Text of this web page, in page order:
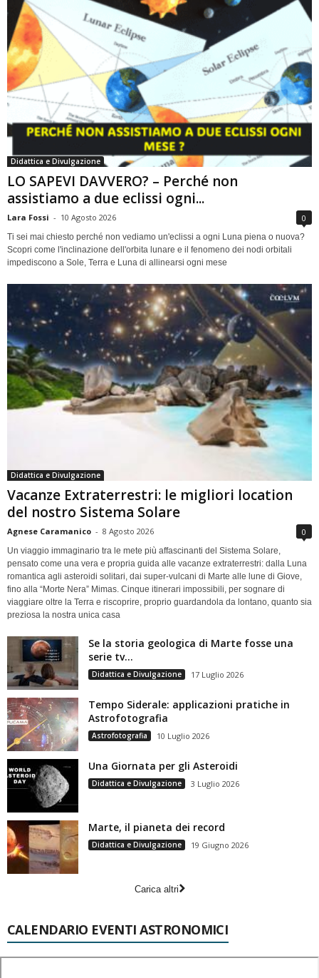
Didattica e Divulgazione
LO SAPEVI DAVVERO? – Perché non
assistiamo a due eclissi ogni...
Lara Fossi - 10 Agosto 2026 0
Ti sei mai chiesto perché non vediamo un'eclissi a ogni Luna piena o nuova?
Scopri come l'inclinazione dell'orbita lunare e il fenomeno dei nodi orbitali
impediscono a Sole, Terra e Luna di allinearsi ogni mese
Didattica e Divulgazione
Vacanze Extraterrestri: le migliori location
del nostro Sistema Solare
Agnese Caramanico - 8 Agosto 2026 0
Un viaggio immaginario tra le mete più affascinanti del Sistema Solare,
pensato come una vera e propria guida alle vacanze extraterrestri: dalla Luna
romantica agli asteroidi solitari, dai super-vulcani di Marte alle lune di Giove,
fino alla “Morte Nera” Mimas. Cinque itinerari impossibili, per sognare di
viaggiare oltre la Terra e riscoprire, proprio guardandola da lontano, quanto sia
preziosa la nostra unica casa
Se la storia geologica di Marte fosse una
serie tv…
Didattica e Divulgazione 17 Luglio 2026
Tempo Siderale: applicazioni pratiche in
Astrofotografia
Astrofotografia 10 Luglio 2026
Una Giornata per gli Asteroidi
Didattica e Divulgazione 3 Luglio 2026
Marte, il pianeta dei record
Didattica e Divulgazione 19 Giugno 2026
Carica altri
CALENDARIO EVENTI ASTRONOMICI